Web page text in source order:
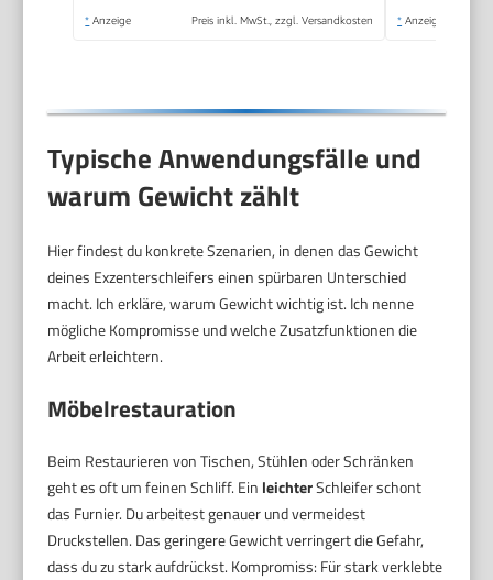
* Anzeige Preis inkl. MwSt., zzgl. Versandkosten * Anzeige
Typische Anwendungsfälle und
warum Gewicht zählt
Hier findest du konkrete Szenarien, in denen das Gewicht
deines Exzenterschleifers einen spürbaren Unterschied
macht. Ich erkläre, warum Gewicht wichtig ist. Ich nenne
mögliche Kompromisse und welche Zusatzfunktionen die
Arbeit erleichtern.
Möbelrestauration
Beim Restaurieren von Tischen, Stühlen oder Schränken
geht es oft um feinen Schliff. Ein leichterSchleifer schont
das Furnier. Du arbeitest genauer und vermeidest
Druckstellen. Das geringere Gewicht verringert die Gefahr,
dass du zu stark aufdrückst. Kompromiss: Für stark verklebte